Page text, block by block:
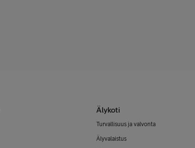
Älykoti
Turvallisuus ja valvonta
Älyvalaistus